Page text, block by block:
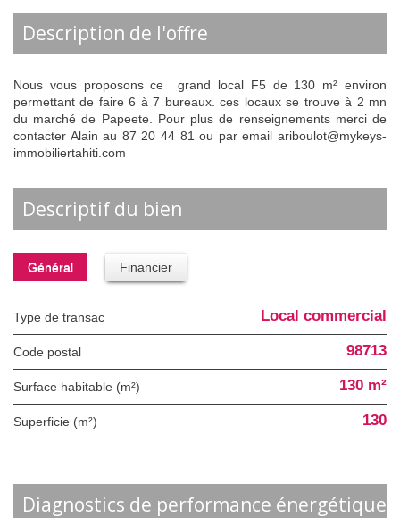
description de l'offre
Nous vous proposons ce grand local F5 de 130 m² environ
permettant de faire 6 à 7 bureaux. ces locaux se trouve à 2 mn
du marché de Papeete. Pour plus de renseignements merci de
contacter Alain au 87 20 44 81 ou par email ariboulot@mykeys-
immobiliertahiti.com
descriptif du bien
Général Financier
Type de transac Local commercial
Code postal 98713
Surface habitable (m²) 130 m²
Superficie (m²) 130
diagnostics de performance énergétique